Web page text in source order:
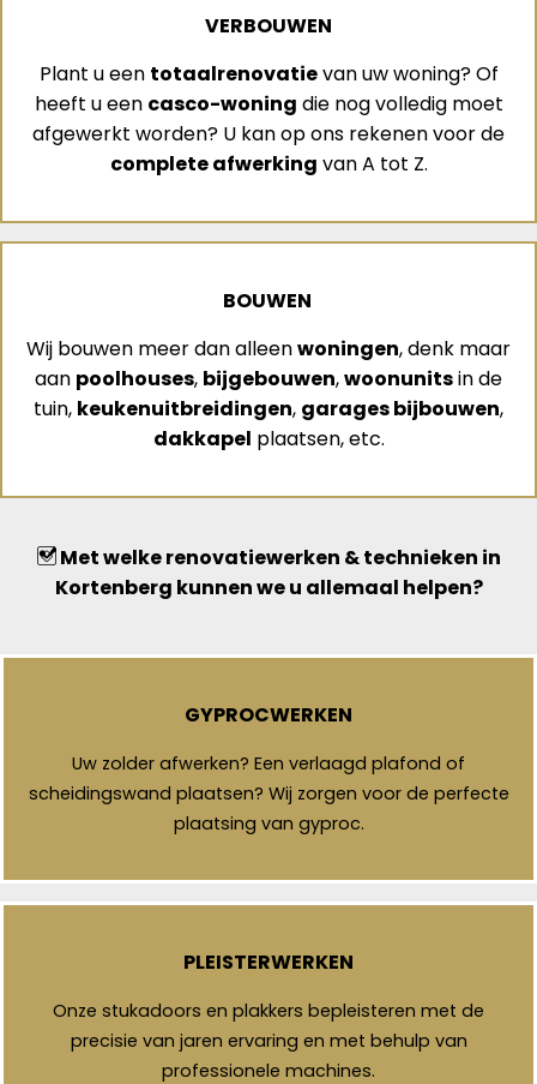
VERBOUWEN
Plant u een totaalrenovatievan uw woning? Of
heeft u een casco-woning die nog volledig moet
afgewerkt worden? U kan op ons rekenen voor de
complete afwerking van A tot Z.
BOUWEN
Wij bouwen meer dan alleenwoningen, denk maar
aan poolhouses, bijgebouwen,woonunitsin de
tuin, keukenuitbreidingen, garages bijbouwen,
dakkapel plaatsen, etc.
Met welke renovatiewerken & technieken in
Kortenberg kunnen we u allemaal helpen?
GYPROCWERKEN
Uw zolder afwerken? Een verlaagd plafond of
scheidingswand plaatsen? Wij zorgen voor de perfecte
plaatsing van gyproc.
PLEISTERWERKEN
Onze stukadoors en plakkers bepleisteren met de
precisie van jaren ervaring en met behulp van
professionele machines.